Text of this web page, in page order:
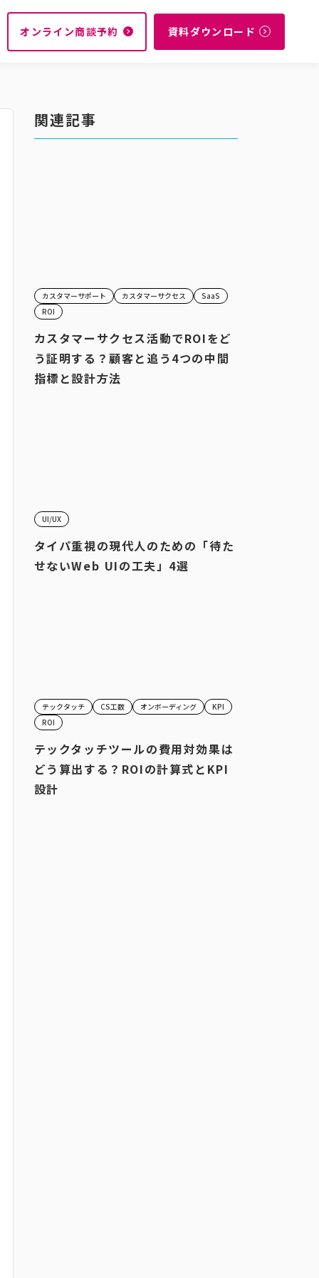
オンライン商談予約 navigate_next 資料ダウンロード navigate_next
関連記事
カスタマーサポート カスタマーサクセス
SaaS
ROI
カスタマーサクセス活動でROIをど
う証明する？顧客と追う4つの中間
指標と設計方法
UI/UX
タイパ重視の現代人のための「待た
せないWeb UIの工夫」4選
テックタッチ CS工数 オンボーディング
KPI
ROI
テックタッチツールの費用対効果は
どう算出する？ROIの計算式とKPI
設計